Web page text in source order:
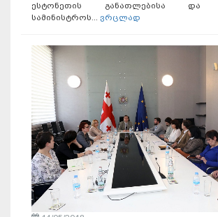
ესტონეთის განათლებისა და
სამინისტროს... ვრცლად